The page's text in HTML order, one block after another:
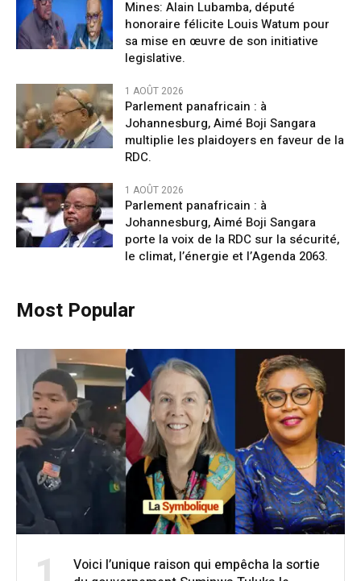
Mines: Alain Lubamba, député
honoraire félicite Louis Watum pour
sa mise en œuvre de son initiative
legislative.
1 AOÛT 2026
Parlement panafricain : à
Johannesburg, Aimé Boji Sangara
multiplie les plaidoyers en faveur de la
RDC.
1 AOÛT 2026
Parlement panafricain : à
Johannesburg, Aimé Boji Sangara
porte la voix de la RDC sur la sécurité,
le climat, l’énergie et l’Agenda 2063.
Most Popular
Voici l’unique raison qui empêcha la sortie